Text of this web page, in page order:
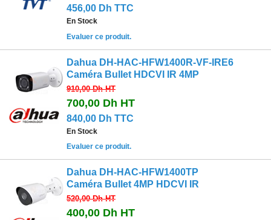
456,00 Dh TTC
En Stock
Evaluer ce produit.
Dahua DH-HAC-HFW1400R-VF-IRE6
Caméra Bullet HDCVI IR 4MP
910,00 DhHT
700,00 Dh HT
840,00 Dh TTC
En Stock
Evaluer ce produit.
Dahua DH-HAC-HFW1400TP
Caméra Bullet 4MP HDCVI IR
520,00 DhHT
400,00 Dh HT